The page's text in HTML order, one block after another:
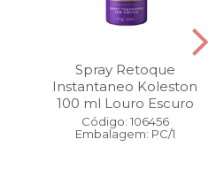
Spray Retoque
Instantaneo Koleston
100 ml Louro Escuro
Código: 106456
Embalagem: PC/1